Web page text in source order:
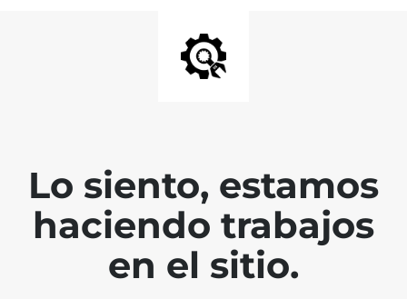
Lo siento, estamos
haciendo trabajos
en el sitio.